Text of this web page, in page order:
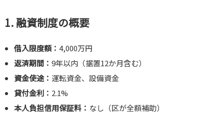
1. 融資制度の概要
借入限度額：4,000万円
返済期間：9年以内（据置12か月含む）
資金使途： 運転資金、設備資金
貸付金利： 2.1%
本人負担信用保証料： なし（区が全額補助）